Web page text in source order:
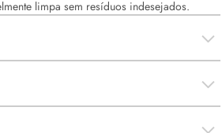
limpa sem resíduos indesejados.